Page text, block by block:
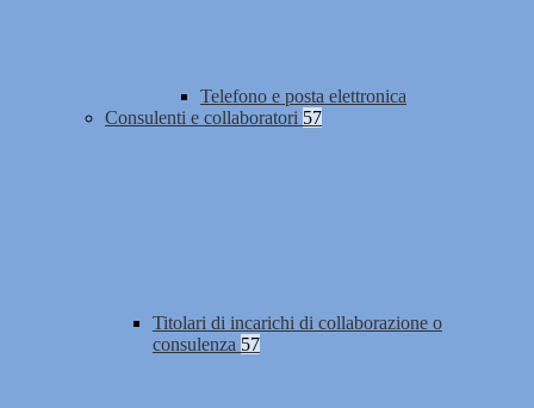
Telefono e posta elettronica
Consulenti e collaboratori 57
Titolari di incarichi di collaborazione o
consulenza 57